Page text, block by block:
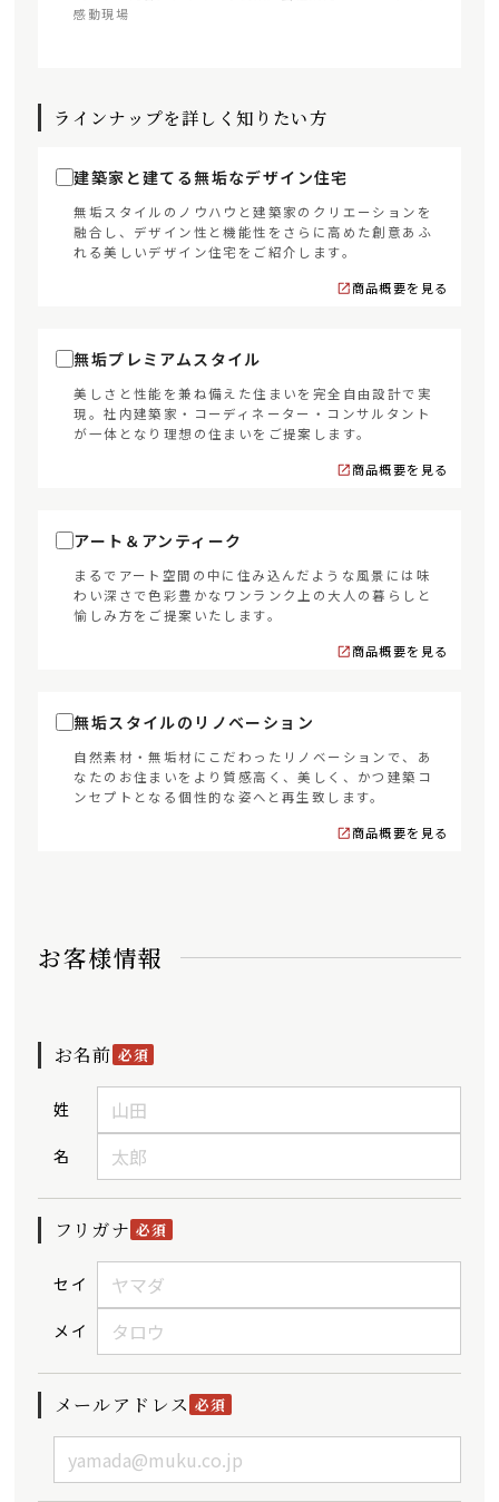
感動現場
ラインナップを詳しく知りたい方
建築家と建てる無垢なデザイン住宅
無垢スタイルのノウハウと建築家のクリエーションを
融合し、デザイン性と機能性をさらに高めた創意あふ
れる美しいデザイン住宅をご紹介します。
商品概要を見る
無垢プレミアムスタイル
美しさと性能を兼ね備えた住まいを完全自由設計で実
現。社内建築家・コーディネーター・コンサルタント
が一体となり理想の住まいをご提案します。
商品概要を見る
アート＆アンティーク
まるでアート空間の中に住み込んだような風景には味
わい深さで色彩豊かなワンランク上の大人の暮らしと
愉しみ方をご提案いたします。
商品概要を見る
無垢スタイルのリノベーション
自然素材・無垢材にこだわったリノベーションで、あ
なたのお住まいをより質感高く、美しく、かつ建築コ
ンセプトとなる個性的な姿へと再生致します。
商品概要を見る
お客様情報
お名前 必須
姓
名
フリガナ 必須
セイ
メイ
メールアドレス 必須